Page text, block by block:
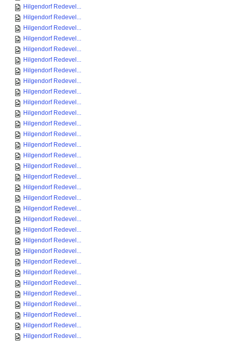
Hilgendorf Redevel...
Hilgendorf Redevel...
Hilgendorf Redevel...
Hilgendorf Redevel...
Hilgendorf Redevel...
Hilgendorf Redevel...
Hilgendorf Redevel...
Hilgendorf Redevel...
Hilgendorf Redevel...
Hilgendorf Redevel...
Hilgendorf Redevel...
Hilgendorf Redevel...
Hilgendorf Redevel...
Hilgendorf Redevel...
Hilgendorf Redevel...
Hilgendorf Redevel...
Hilgendorf Redevel...
Hilgendorf Redevel...
Hilgendorf Redevel...
Hilgendorf Redevel...
Hilgendorf Redevel...
Hilgendorf Redevel...
Hilgendorf Redevel...
Hilgendorf Redevel...
Hilgendorf Redevel...
Hilgendorf Redevel...
Hilgendorf Redevel...
Hilgendorf Redevel...
Hilgendorf Redevel...
Hilgendorf Redevel...
Hilgendorf Redevel...
Hilgendorf Redevel...